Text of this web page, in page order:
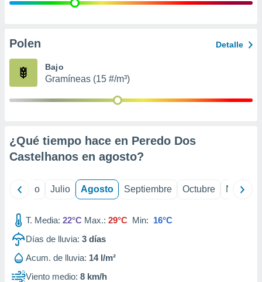
e
publicidad
Polen Detalle
Bajo
Gramíneas (15 #/m³)
¿Qué tiempo hace en Peredo Dos
Castelhanos en agosto?
Junio Julio Agosto Septiembre Octubre
T. Media: 22°C Max.: 29°C Min: 16°C
Días de lluvia: 3 días
Acum. de lluvia: 14 l/m²
Viento medio: 8 km/h